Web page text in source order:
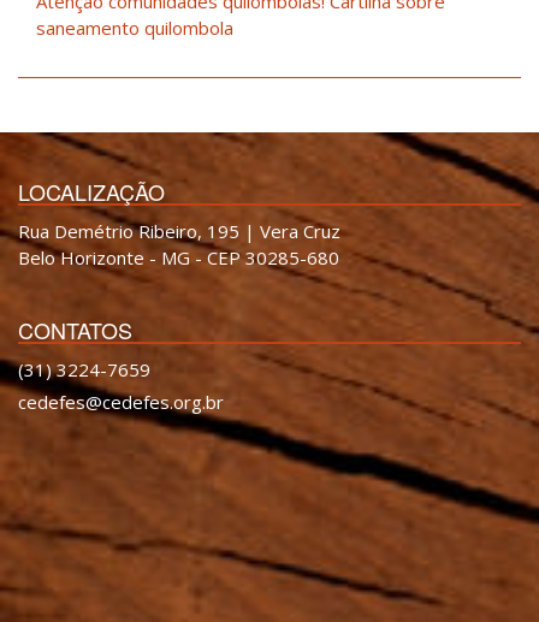
saneamento quilombola
LOCALIZAÇÃO
Rua Demétrio Ribeiro, 195 | Vera Cruz
Belo Horizonte - MG - CEP 30285-680
CONTATOS
(31) 3224-7659
cedefes@cedefes.org.br